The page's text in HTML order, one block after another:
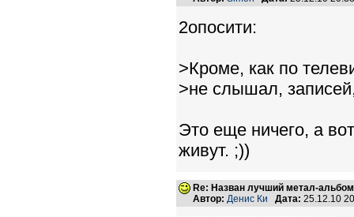
2опосити:
>Кроме, как по
>не слышал,
Это еще ничего, а
живут. ;))
Re: Назван лучший метал-
Автор: Денис Ки Дата: 25.12.10